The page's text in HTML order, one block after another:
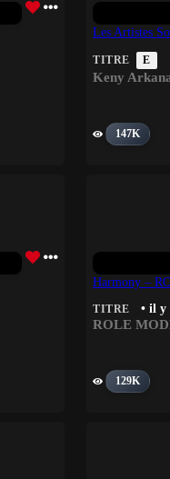
Les Artistes
TITRE E
Keny
147K
Harmony –
TITRE • il y
ROLE
129K